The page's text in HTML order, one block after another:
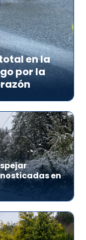
en la
por la
en